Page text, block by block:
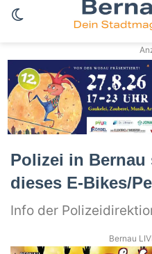
Skin umschalten
Polizei in
dieses E-Bikes/
Info der
Bernau